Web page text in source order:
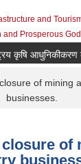
and
and Prosperous
of mining
businesses.
of